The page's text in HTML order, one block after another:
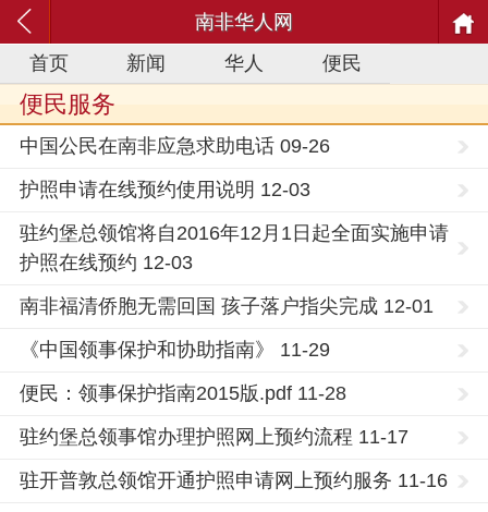
南非华人网
首页
新闻 华人 便民
便民服务
中国公民在南非应急求助电话 09-26
护照申请在线预约使用说明 12-03
驻约堡总领馆将自2016年12月1日起全面实施申请
护照在线预约 12-03
南非福清侨胞无需回国 孩子落户指尖完成 12-01
《中国领事保护和协助指南》 11-29
便民：领事保护指南2015版.pdf 11-28
驻约堡总领事馆办理护照网上预约流程 11-17
驻开普敦总领馆开通护照申请网上预约服务 11-16